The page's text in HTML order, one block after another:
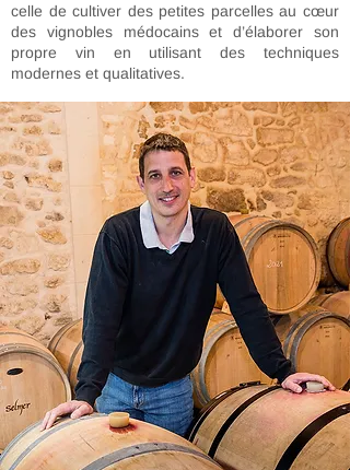
celle de cultiver des petites parcelles au cœur
des vignobles médocains et d’élaborer son
propre vin en utilisant des techniques
modernes et qualitatives.